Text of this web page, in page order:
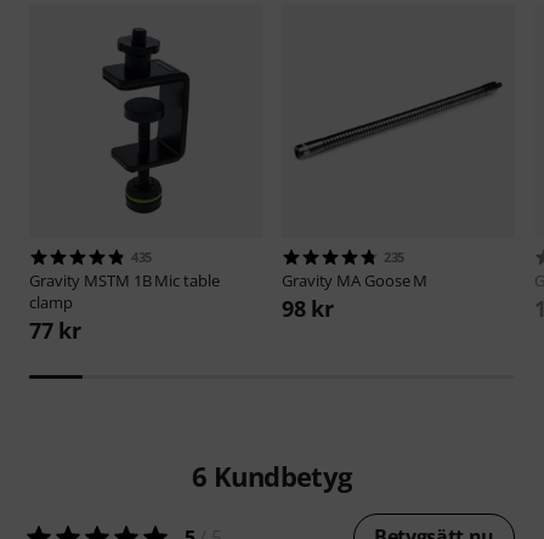
435
Gravity MSTM 1B Mic table
clamp
77 kr
235
Gravity MA Goose M
98 kr
6 Kundbetyg